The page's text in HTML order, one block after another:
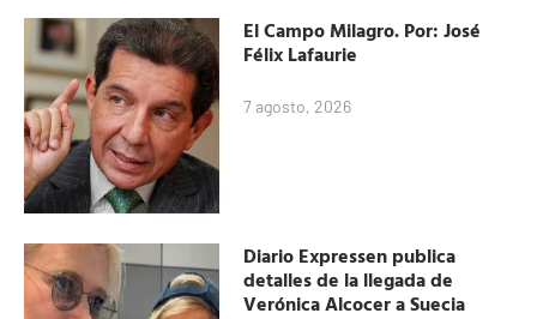
El Campo Milagro. Por: José
Félix Lafaurie
7 agosto, 2026
Diario Expressen publica
detalles de la llegada de
Verónica Alcocer a Suecia